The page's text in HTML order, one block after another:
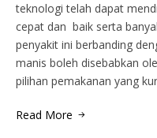
teknologi telah dapat
cepat dan baik serta
penyakit ini berbanding
manis boleh disebabkan
pilihan pemakanan yang
Read More